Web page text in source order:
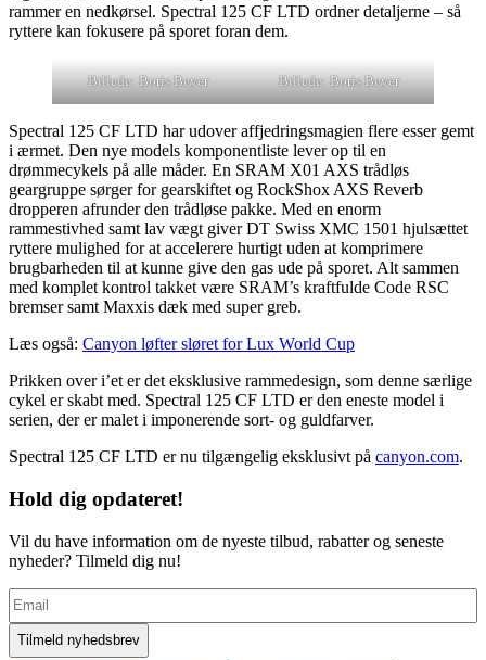
rammer en nedkørsel. Spectral 125 CF LTD ordner detaljerne – så
ryttere kan fokusere på sporet foran dem.
Billede: Boris Beyer Billede: Boris Beyer
Spectral 125 CF LTD har udover affjedringsmagien flere esser gemt
i ærmet. Den nye models komponentliste lever op til en
drømmecykels på alle måder. En SRAM X01 AXS trådløs
geargruppe sørger for gearskiftet og RockShox AXS Reverb
dropperen afrunder den trådløse pakke. Med en enorm
rammestivhed samt lav vægt giver DT Swiss XMC 1501 hjulsættet
ryttere mulighed for at accelerere hurtigt uden at komprimere
brugbarheden til at kunne give den gas ude på sporet. Alt sammen
med komplet kontrol takket være SRAM’s kraftfulde Code RSC
bremser samt Maxxis dæk med super greb.
Læs også: Canyon løfter sløret for Lux World Cup
Prikken over i’et er det eksklusive rammedesign, som denne særlige
cykel er skabt med. Spectral 125 CF LTD er den eneste model i
serien, der er malet i imponerende sort- og guldfarver.
Spectral 125 CF LTD er nu tilgængelig eksklusivt på canyon.com.
Hold dig opdateret!
Vil du have information om de nyeste tilbud, rabatter og seneste
nyheder? Tilmeld dig nu!
Email